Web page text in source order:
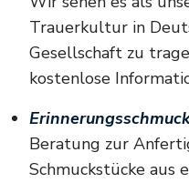
Trauerkultur in
Gesellschaft zu
kostenlose
Beratung zur
Schmuckstücke aus